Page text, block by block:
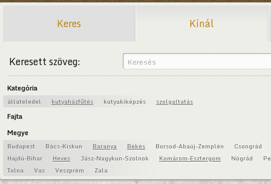
Keres Kínál
Keresett szöveg:
Kategória
állateledel kutyaházfűtés kutyakiképzés szolgaltatás
Fajta
Megye
Budapest Bács-Kiskun Baranya Békés Borsod-Abaúj-Zemplén
Csongrád
Hajdú-Bihar
Heves Jász-Nagykun-Szolnok Komárom-Esztergom Nógrád
Tolna
Vas Veszprém Zala